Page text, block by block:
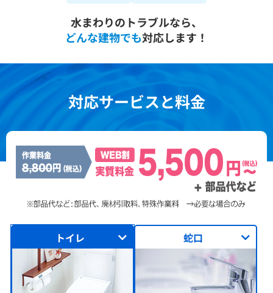
水まわりのトラブルなら、
どんな建物でも対応します！
対応サービスと料金
トイレ 蛇口